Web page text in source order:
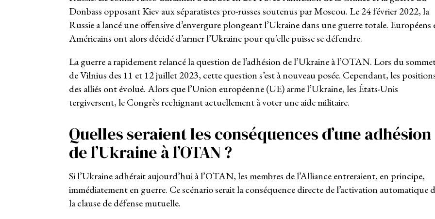
Donbass opposant Kiev aux séparatistes pro-russes soutenus par Moscou. Le 24 février 2022, la
Russie a lancé une offensive d’envergure plongeant l’Ukraine dans une guerre totale. Européens
Américains ont alors décidé d’armer l’Ukraine pour qu’elle puisse se défendre.
La guerre a rapidement relancé la question de l’adhésion de l’Ukraine à l’OTAN. Lors du
de Vilnius des 11 et 12 juillet 2023, cette question s’est à nouveau posée. Cependant, les
des alliés ont évolué. Alors que l’Union européenne (UE) arme l’Ukraine, les États-Unis
tergiversent, le Congrès rechignant actuellement à voter une aide militaire.
Quelles seraient les conséquences d’une adhésion
de l’Ukraine à l’OTAN ?
Si l’Ukraine adhérait aujourd’hui à l’OTAN, les membres de l’Alliance entreraient, en principe,
immédiatement en guerre. Ce scénario serait la conséquence directe de l’activation automatique
la clause de défense mutuelle.